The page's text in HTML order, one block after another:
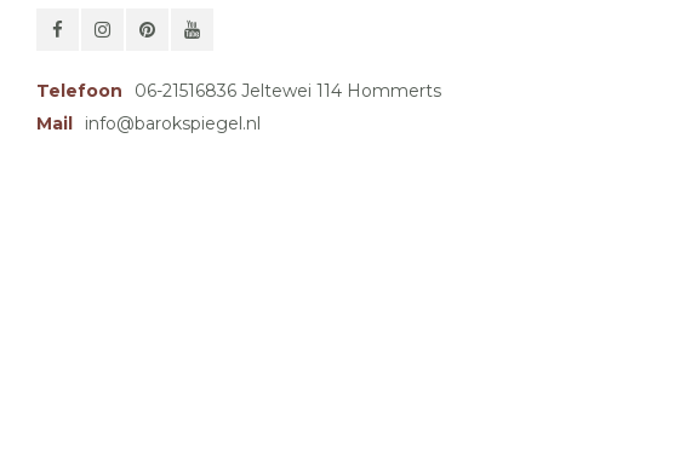
Telefoon
06-21516836 Jeltewei 114 Hommerts
Mail
info@barokspiegel.nl